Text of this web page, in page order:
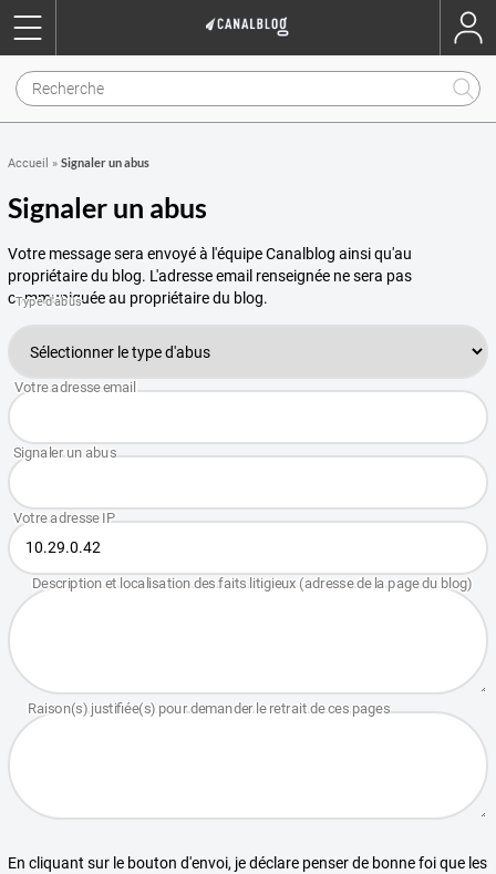
Accueil » Signaler un abus
Signaler un abus
Votre message sera envoyé à l'équipe Canalblog ainsi qu'au
propriétaire du blog. L'adresse email renseignée ne sera pas
communiquée au propriétaire du blog.
En cliquant sur le bouton d'envoi, je déclare penser de bonne foi que les